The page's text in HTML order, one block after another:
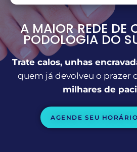
A MAIOR REDE DE
PODOLOGIA DO
Trate calos, unhas
quem já devolveu o prazer
milhares de
AGENDE SEU